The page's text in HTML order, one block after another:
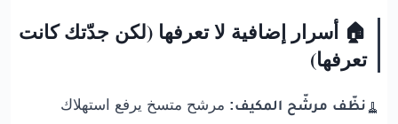
🏠 أسرار إضافية لا تعرفها (لكن جدّتك كانت
تعرفها)
🧹 نظّف مرشّح المكيف: مرشح متسخ يرفع استهلاك